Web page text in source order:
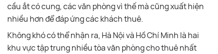
cầu ắt có cung, các văn phòng vì thế mà cũng xuất hiện
nhiều hơn để đáp ứng các khách thuê.
Không khó có thể nhận ra, Hà Nội và Hồ Chí Minh là hai
khu vực tập trung nhiều tòa văn phòng cho thuê nhất